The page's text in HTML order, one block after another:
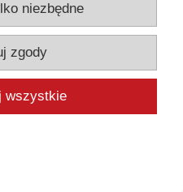
akcji poszukiwawczych w lesie czy
zawodzi — niezależnie od
sygnalizacji
przekazać sygnał
niezbędne
zgody
wszystkie